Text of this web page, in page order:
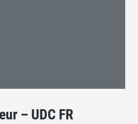
– UDC FR